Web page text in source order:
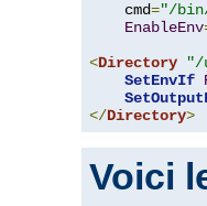
    cmd
="/
EnableEnv
<Directory "/
SetEnvIf
</Directory>
Voici